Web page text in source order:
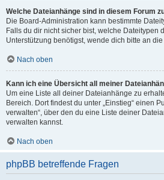
Welche Dateianhänge sind in diesem Forum
Die Board-Administration kann bestimmte
Falls du dir nicht sicher bist, welche Dateitypen
Unterstützung benötigst, wende dich bitte an
Nach oben
Kann ich eine Übersicht all meiner
Um eine Liste all deiner Dateianhänge zu
Bereich. Dort findest du unter „Einstieg“ einen
verwalten“, über den du eine Liste deiner
verwalten kannst.
Nach oben
phpBB betreffende Fragen